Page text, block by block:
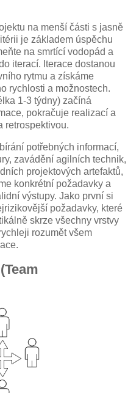
na menší části s jasně
je základem úspěchu
na smrtící vodopád a
iterací. Iterace dostanou
rytmu a získáme
rychlosti a možnostech.
1-3 týdny) začíná
pokračuje realizací a
retrospektivou.
potřebných informací,
zavádění agilních technik,
projektových artefaktů,
konkrétní požadavky a
výstupy. Jako první si
požadavky, které
skrze všechny vrstvy
rozumět všem